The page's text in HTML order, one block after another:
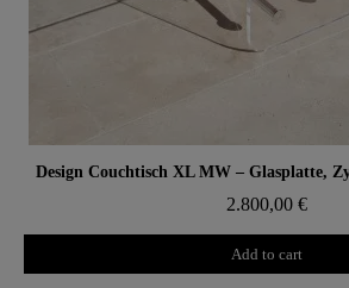
Aperçu rapide
2.800,00 €
Add to cart